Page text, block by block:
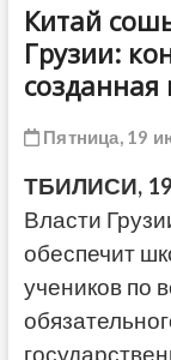
Китай
Грузии:
Пятница, 19
ТБИЛИСИ,
Власти
обеспечит
учеников по